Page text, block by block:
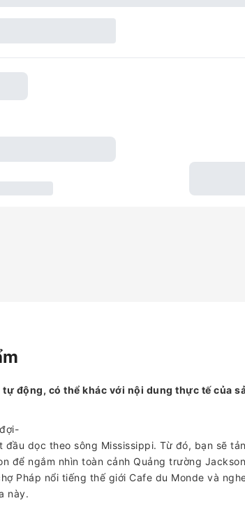
động, có thể khác với nội dung thực tế của
đầu dọc theo sông Mississippi. Từ đó, bạn sẽ
để ngắm nhìn toàn cảnh Quảng trường
Pháp nổi tiếng thế giới Cafe du Monde và
này.